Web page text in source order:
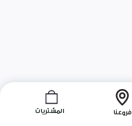
فروعنا المشتريات